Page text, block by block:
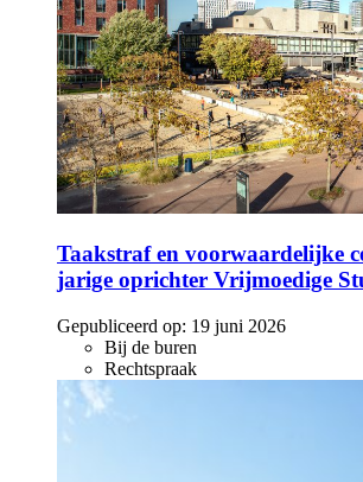
Taakstraf en voorwaardelijke
jarige oprichter Vrijmoedige
Gepubliceerd op: 19 juni 2026
Bij de buren
Rechtspraak